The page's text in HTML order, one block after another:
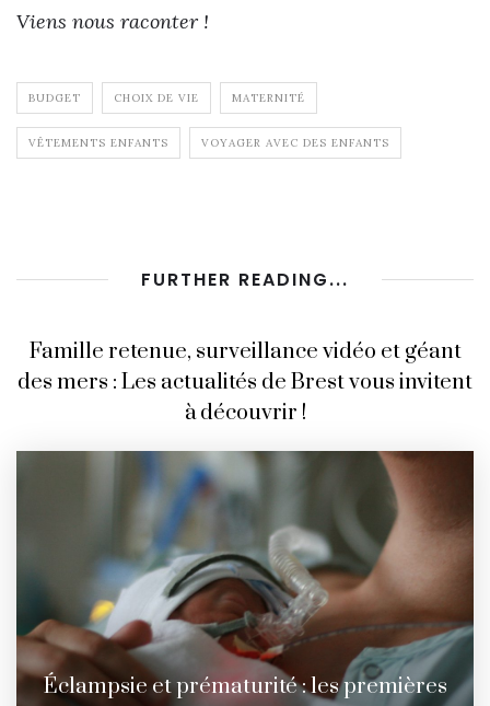
Viens nous raconter !
BUDGET CHOIX DE VIE MATERNITÉ
VÊTEMENTS ENFANTS VOYAGER AVEC DES ENFANTS
FURTHER READING...
Famille retenue, surveillance vidéo et géant
des mers : Les actualités de Brest vous invitent
à découvrir !
Éclampsie et prématurité : les premières